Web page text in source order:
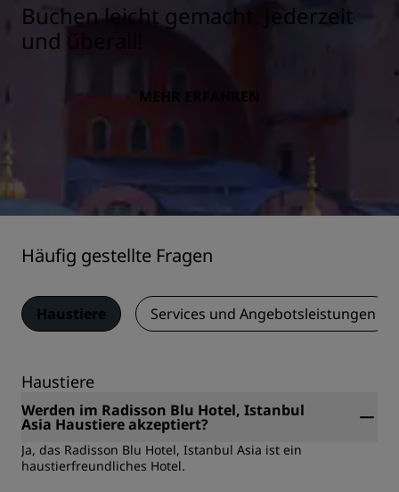
Buchen leicht gemacht. Jederzeit
und überall!
MEHR ERFAHREN
Häufig gestellte Fragen
Haustiere Services und Angebotsleistungen
Haustiere
Werden im Radisson Blu Hotel, Istanbul
Asia Haustiere akzeptiert?
Ja, das Radisson Blu Hotel, Istanbul Asia ist ein
haustierfreundliches Hotel.